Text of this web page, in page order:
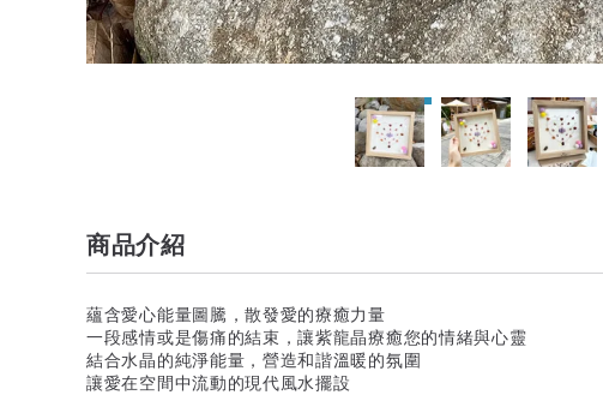
商品介紹
蘊含愛心能量圖騰，散發愛的療癒力量
一段感情或是傷痛的結束，讓紫龍晶療癒您的情緒與心靈
結合水晶的純淨能量，營造和諧溫暖的氛圍
讓愛在空間中流動的現代風水擺設